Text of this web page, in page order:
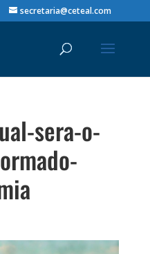
secretaria@ceteal.com
sera-o-